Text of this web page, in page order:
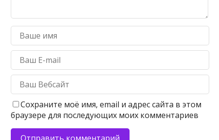
Сохраните моё имя, email и адрес сайта в этом
браузере для последующих моих комментариев